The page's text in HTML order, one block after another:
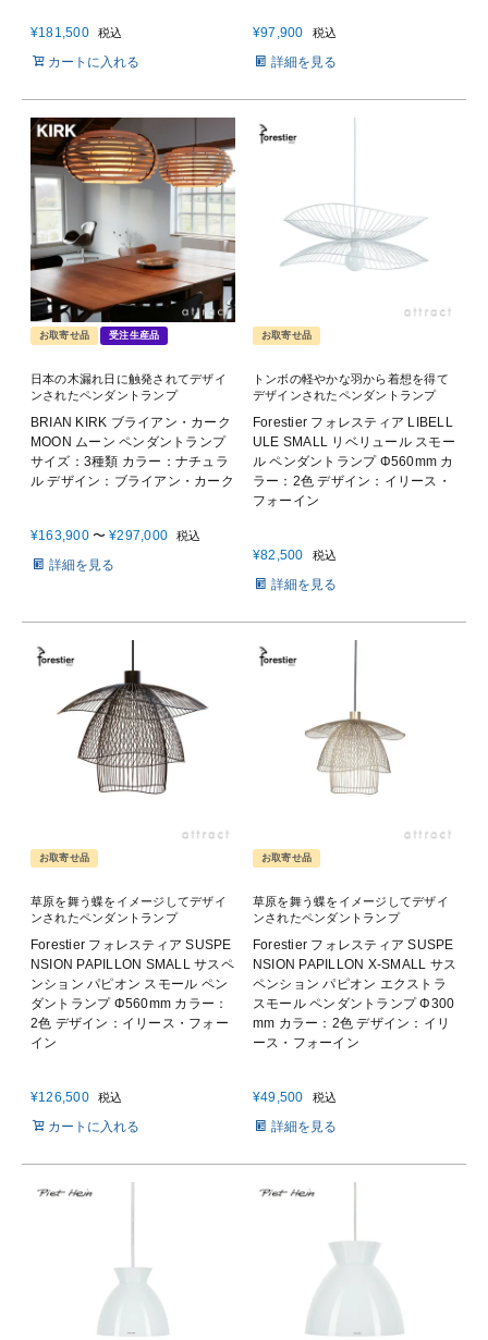
¥181,500 税込
カートに入れる
¥97,900 税込
詳細を見る
お取寄せ品 受注生産品
日本の木漏れ日に触発されてデザイ
ンされたペンダントランプ
BRIAN KIRK ブライアン・カーク
MOON ムーン ペンダントランプ
サイズ：3種類 カラー：ナチュラ
ル デザイン：ブライアン・カーク
¥163,900 〜 ¥297,000 税込
詳細を見る
お取寄せ品
トンボの軽やかな羽から着想を得て
デザインされたペンダントランプ
Forestier フォレスティア LIBELL
ULE SMALL リベリュール スモー
ル ペンダントランプ Φ560mm カ
ラー：2色 デザイン：イリース・
フォーイン
¥82,500 税込
詳細を見る
お取寄せ品
草原を舞う蝶をイメージしてデザイ
ンされたペンダントランプ
Forestier フォレスティア SUSPE
NSION PAPILLON SMALL サスペ
ンション パピオン スモール ペン
ダントランプ Φ560mm カラー：
2色 デザイン：イリース・フォー
イン
¥126,500 税込
カートに入れる
お取寄せ品
草原を舞う蝶をイメージしてデザイ
ンされたペンダントランプ
Forestier フォレスティア SUSPE
NSION PAPILLON X-SMALL サス
ペンション パピオン エクストラ
スモール ペンダントランプ Φ300
mm カラー：2色 デザイン：イリ
ース・フォーイン
¥49,500 税込
詳細を見る